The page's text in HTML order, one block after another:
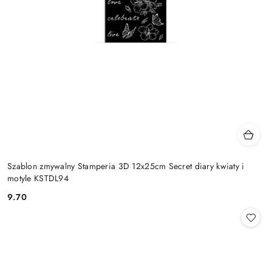
Szablon zmywalny Stamperia 3D 12x25cm Secret diary kwiaty i
motyle KSTDL94
Cena:
9.70